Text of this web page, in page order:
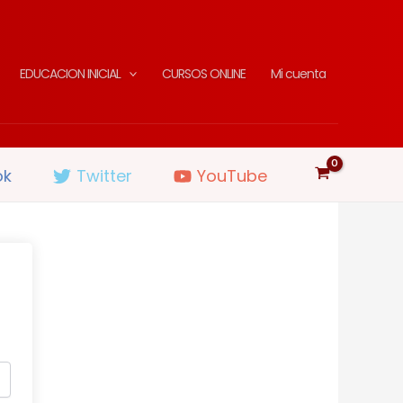
EDUCACION INICIAL CURSOS ONLINE Mi cuenta
Twitter YouTube